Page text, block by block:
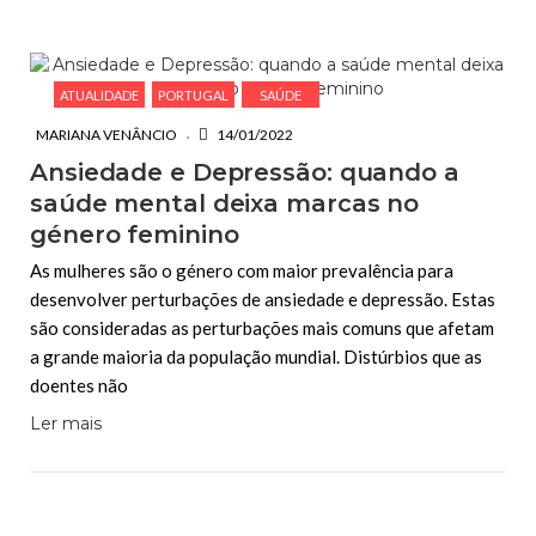
ATUALIDADE PORTUGAL SAÚDE
MARIANA VENÂNCIO 14/01/2022
Ansiedade e Depressão: quando a
saúde mental deixa marcas no
género feminino
As mulheres são o género com maior prevalência para
desenvolver perturbações de ansiedade e depressão. Estas
são consideradas as perturbações mais comuns que afetam
a grande maioria da população mundial. Distúrbios que as
doentes não
Ler mais